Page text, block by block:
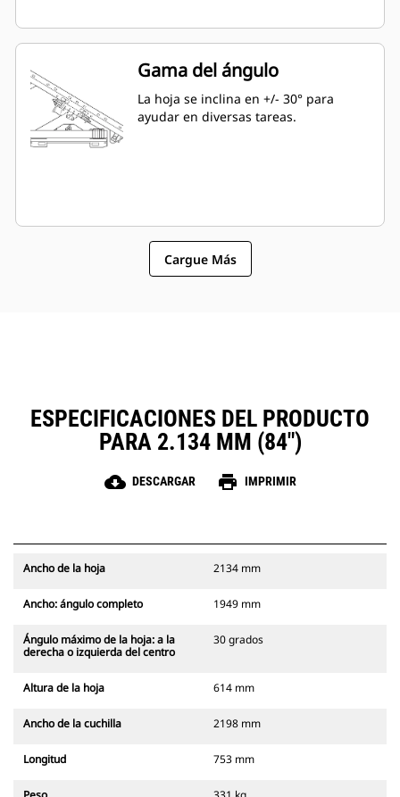
Gama del ángulo
La hoja se inclina en +/- 30° para
ayudar en diversas tareas.
Cargue Más
ESPECIFICACIONES DEL PRODUCTO
PARA 2.134 MM (84")
cloud_download DESCARGAR print IMPRIMIR
Ancho de la hoja 2134 mm
Ancho: ángulo completo 1949 mm
Ángulo máximo de la hoja: a la
derecha o izquierda del centro
30 grados
Altura de la hoja 614 mm
Ancho de la cuchilla 2198 mm
Longitud 753 mm